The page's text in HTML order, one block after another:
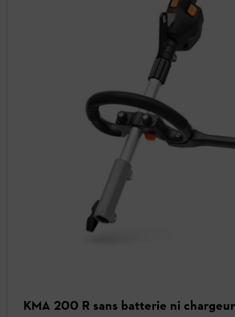
KMA 200 R sans batterie ni chargeur